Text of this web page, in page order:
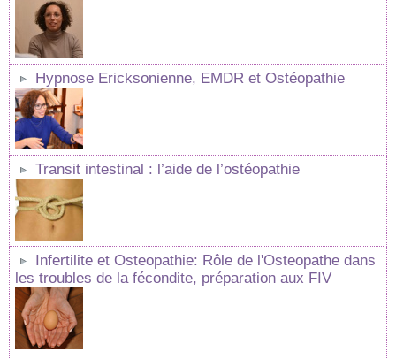
Hypnose Ericksonienne, EMDR et Ostéopathie
Transit intestinal : l’aide de l’ostéopathie
Infertilite et Osteopathie: Rôle de l'Osteopathe dans
les troubles de la fécondite, préparation aux FIV